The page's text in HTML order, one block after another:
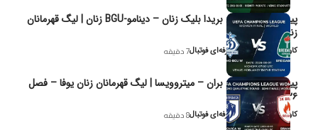
پیش‌بینی و تحلیل بریدا بلیک زنان – دینامو-BGU زنان | لیگ قهرمانان
زنان یوفا
کاوه نیک‌فر، تحلیل‌گر حرفه‌ای فوتبال7 دقیقه
پیش‌بینی و تحلیل بران – میتروویسا | لیگ قهرمانان زنان یوفا – فصل
۲۰۲۶
کاوه نیک‌فر، تحلیل‌گر حرفه‌ای فوتبال8 دقیقه